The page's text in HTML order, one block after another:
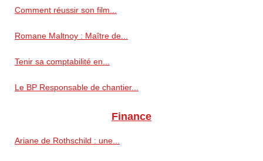
Comment réussir son film...
Romane Maltnoy : Maître de...
Tenir sa comptabilité en...
Le BP Responsable de chantier...
Finance
Ariane de Rothschild : une...